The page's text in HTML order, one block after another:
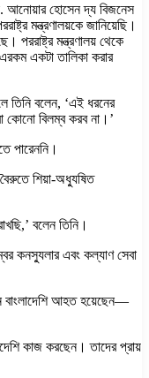
আনোয়ার হোসেন দ্য বিজনেস
মন্ত্রণালয়কে জানিয়েছি।
পররাষ্ট্র মন্ত্রণালয় থেকে
একটা তালিকা করার
তিনি বলেন, ‘এই ধরনের
কোনো বিলম্ব করব না।’
পারেননি।
বৈরুতে শিয়া-অধ্যুষিত
বলেন তিনি।
কনস্যুলার এবং কল্যাণ সেবা
বাংলাদেশি আহত হয়েছেন—
কাজ করছেন। তাদের প্রায়